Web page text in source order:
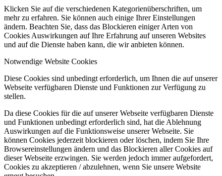
Klicken Sie auf die verschiedenen Kategorienüberschriften, um
mehr zu erfahren. Sie können auch einige Ihrer Einstellungen
ändern. Beachten Sie, dass das Blockieren einiger Arten von
Cookies Auswirkungen auf Ihre Erfahrung auf unseren Websites
und auf die Dienste haben kann, die wir anbieten können.
Notwendige Website Cookies
Diese Cookies sind unbedingt erforderlich, um Ihnen die auf unserer
Webseite verfügbaren Dienste und Funktionen zur Verfügung zu
stellen.
Da diese Cookies für die auf unserer Webseite verfügbaren Dienste
und Funktionen unbedingt erforderlich sind, hat die Ablehnung
Auswirkungen auf die Funktionsweise unserer Webseite. Sie
können Cookies jederzeit blockieren oder löschen, indem Sie Ihre
Browsereinstellungen ändern und das Blockieren aller Cookies auf
dieser Webseite erzwingen. Sie werden jedoch immer aufgefordert,
Cookies zu akzeptieren / abzulehnen, wenn Sie unsere Website